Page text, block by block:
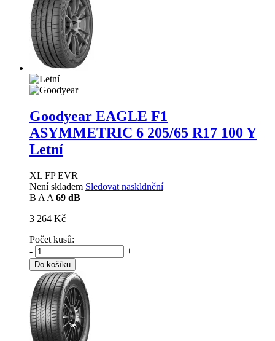
Goodyear EAGLE F1
ASYMMETRIC 6 205/65 R17 100 Y
Letní
XL FP EVR
Není skladem Sledovat naskldnění
B A A 69 dB
3 264 Kč
Počet kusů:
-
+
Do košíku